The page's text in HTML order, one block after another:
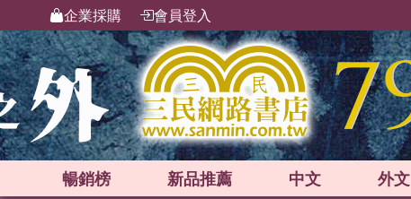
企業採購 會員登入
暢銷榜 新品推薦 中文 外文